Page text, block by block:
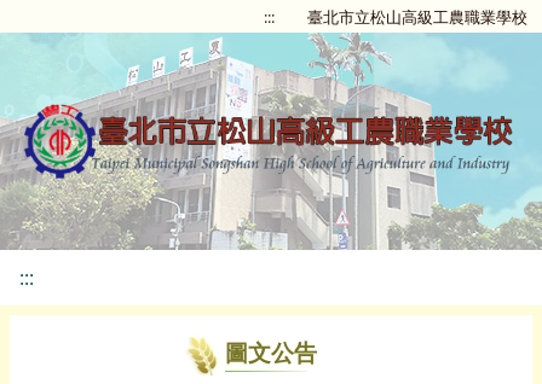
::: 臺北市立松山高級工農職業學校
:::
圖文公告